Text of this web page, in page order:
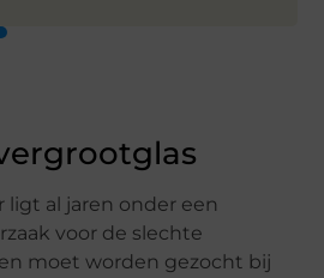
ligt al jaren onder een
voor de slechte
moet worden gezocht bij